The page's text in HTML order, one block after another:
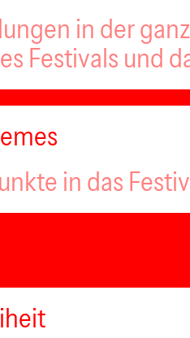
in der
Festivals und
in das